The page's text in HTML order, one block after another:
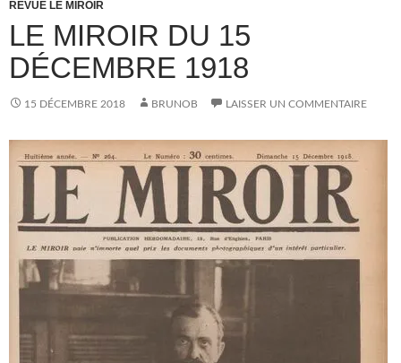
REVUE LE MIROIR
LE MIROIR DU 15
DÉCEMBRE 1918
15 DÉCEMBRE 2018 BRUNOB LAISSER UN COMMENTAIRE